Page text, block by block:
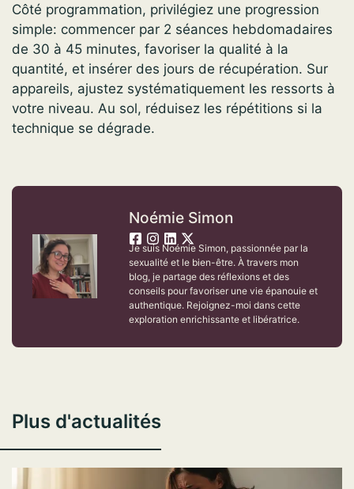
Côté programmation, privilégiez une progression
simple: commencer par 2 séances hebdomadaires
de 30 à 45 minutes, favoriser la qualité à la
quantité, et insérer des jours de récupération. Sur
appareils, ajustez systématiquement les ressorts à
votre niveau. Au sol, réduisez les répétitions si la
technique se dégrade.
Noémie Simon
Je suis Noémie Simon, passionnée par la
sexualité et le bien-être. À travers mon
blog, je partage des réflexions et des
conseils pour favoriser une vie épanouie et
authentique. Rejoignez-moi dans cette
exploration enrichissante et libératrice.
Plus d'actualités